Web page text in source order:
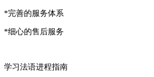
*完善的服务体系
*细心的售后服务
学习法语进程指南